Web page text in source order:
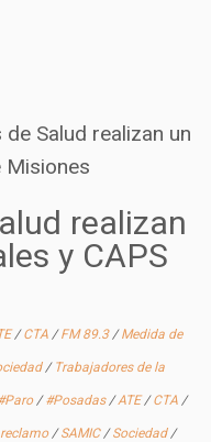
Salud realizan un
Misiones
realizan
y CAPS
/CTA /FM 89.3 /Medida de
/ Trabajadores de la
/#Posadas /ATE/CTA /
reclamo /SAMIC /Sociedad /